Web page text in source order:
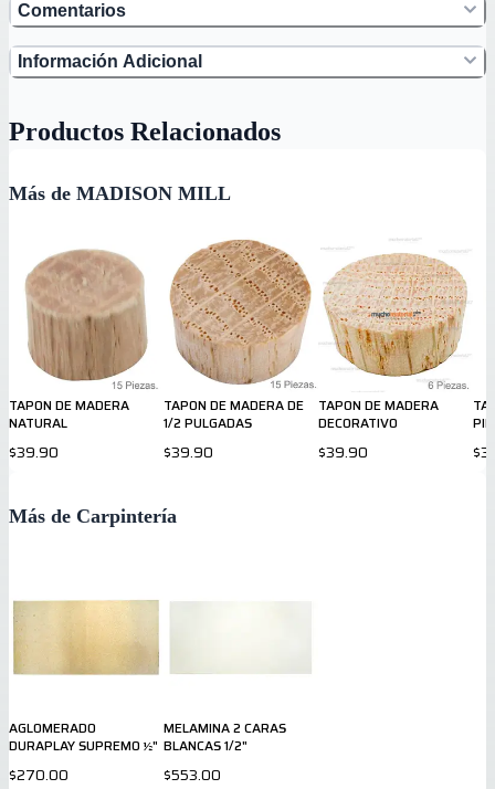
Comentarios
Información Adicional
Productos Relacionados
Más de MADISON MILL
TAPON DE MADERA
NATURAL
$39.90
TAPON DE MADERA DE
1/2 PULGADAS
$39.90
TAPON DE MADERA
DECORATIVO
$39.90
Más de Carpintería
AGLOMERADO
DURAPLAY SUPREMO ½"
$270.00
MELAMINA 2 CARAS
BLANCAS 1/2"
$553.00